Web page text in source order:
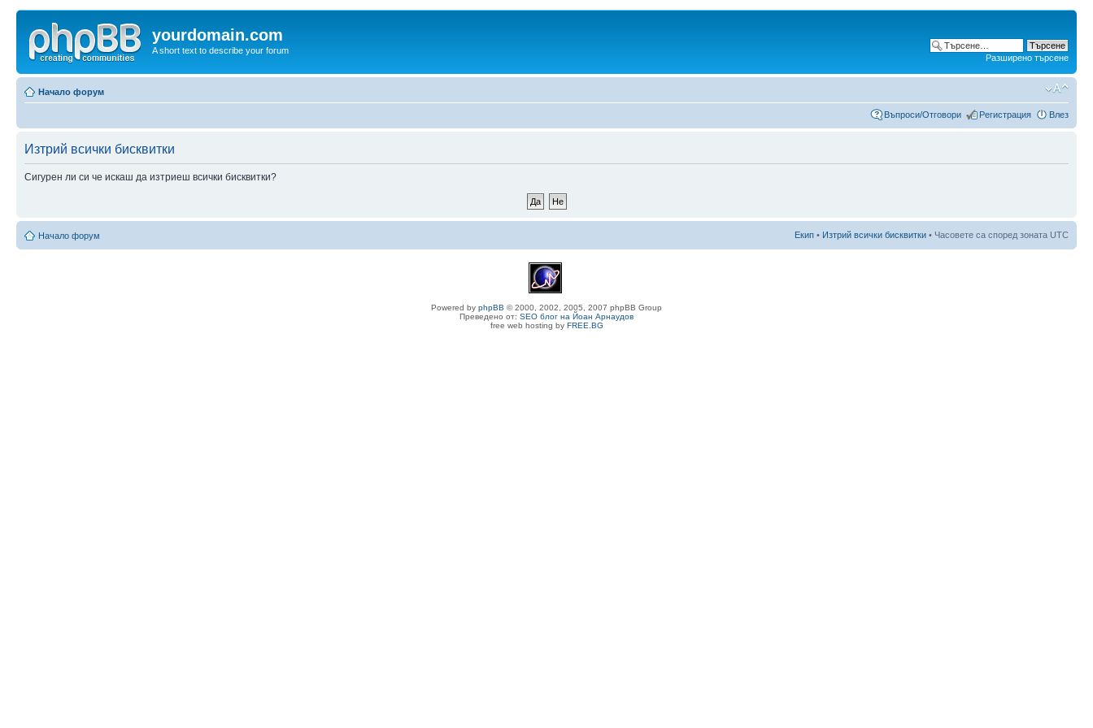
yourdomain.com
A short text to describe your forum
Разширено търсене
Начало форум
Въпроси/Отговори Регистрация Влез
Изтрий всички бисквитки
Сигурен ли си че искаш да изтриеш всички бисквитки?
Начало форум Екип • Изтрий всички бисквитки • Часовете са според зоната UTC
Powered by phpBB © 2000, 2002, 2005, 2007 phpBB Group
Преведено от: SEO блог на Йоан Арнаудов
free web hosting by FREE.BG